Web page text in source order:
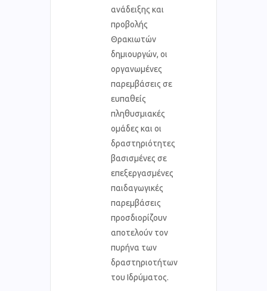
ανάδειξης και
προβολής
Θρακιωτών
δημιουργών, οι
οργανωμένες
παρεμβάσεις σε
ευπαθείς
πληθυσμιακές
ομάδες και οι
δραστηριότητες
βασισμένες σε
επεξεργασμένες
παιδαγωγικές
παρεμβάσεις
προσδιορίζουν
αποτελούν τον
πυρήνα των
δραστηριοτήτων
του Ιδρύματος.